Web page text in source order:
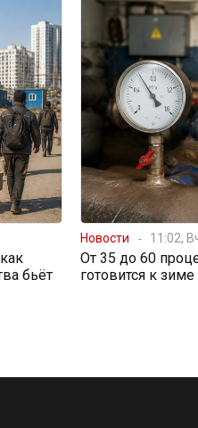
бьёт
Новости 11:02,
От 35 до 60
готовится к зиме